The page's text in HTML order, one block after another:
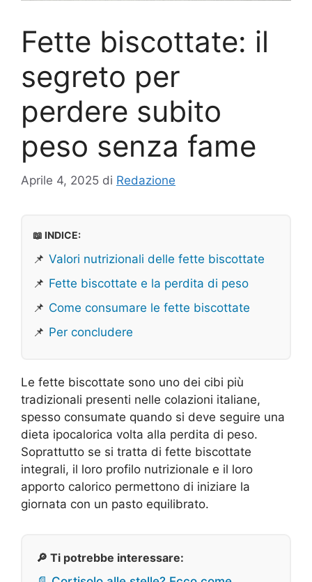
Fette biscottate: il
segreto per
perdere subito
peso senza fame
Aprile 4, 2025 di Redazione
📖 INDICE:
📌 Valori nutrizionali delle fette biscottate
📌 Fette biscottate e la perdita di peso
📌 Come consumare le fette biscottate
📌 Per concludere
Le fette biscottate sono uno dei cibi più
tradizionali presenti nelle colazioni italiane,
spesso consumate quando si deve seguire una
dieta ipocalorica volta alla perdita di peso.
Soprattutto se si tratta di fette biscottate
integrali, il loro profilo nutrizionale e il loro
apporto calorico permettono di iniziare la
giornata con un pasto equilibrato.
🔎 Ti potrebbe interessare: